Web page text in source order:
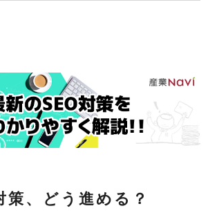
策、どう進める？